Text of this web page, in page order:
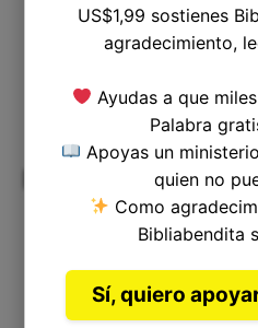
Resolución de
US$1,99 sostienes
agradecimiento,
Ayudas a que
Palabra
Apoyas un
quien no
Como
Bibliabendita
Sí, quiero